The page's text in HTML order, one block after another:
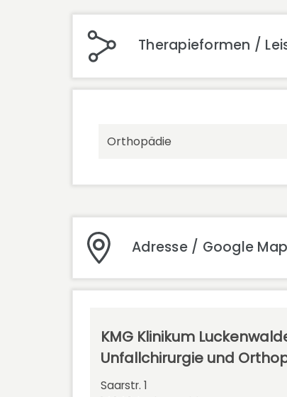
Therapieformen /
Orthopädie
Adresse / Google
KMG Klinikum
Unfallchirurgie und
Saarstr. 1